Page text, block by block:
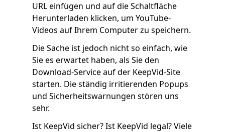
URL einfügen und auf die Schaltfläche
Herunterladen klicken, um YouTube-
Videos auf Ihrem Computer zu speichern.
Die Sache ist jedoch nicht so einfach, wie
Sie es erwartet haben, als Sie den
Download-Service auf der KeepVid-Site
starten. Die ständig irritierenden Popups
und Sicherheitswarnungen stören uns
sehr.
Ist KeepVid sicher? Ist KeepVid legal? Viele